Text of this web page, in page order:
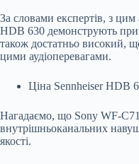
За словами експертів, з
HDB 630 демонструють
також достатньо високий,
цими аудіоперевагами.
Ціна Sennheiser HDB
Нагадаємо, що Sony WF-
внутрішньоканальних
якості.